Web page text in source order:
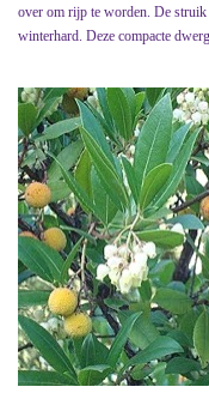
over om rijp te worden. De
winterhard. Deze compacte